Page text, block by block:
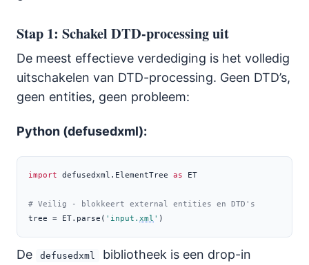
Stap 1: Schakel DTD-processing uit
De meest effectieve verdediging is het volledig
uitschakelen van DTD-processing. Geen DTD’s,
geen entities, geen probleem:
Python (defusedxml):
import defusedxml.ElementTree as ET
# Veilig - blokkeert external entities en DTD's
tree = ET.parse( 'input. xml ' )
De defusedxml
bibliotheek is een drop-in